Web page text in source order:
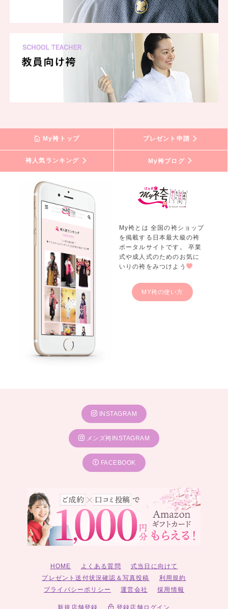
My袴トップ プレゼント申請
袴人気ランキング My袴ブログ
My袴とは 全国の袴ショップ
を掲載する日本最大級の袴
ポータルサイトです。 卒業
式や成人式のためのお気に
いりの袴をみつけよう
MY袴の使い方
INSTAGRAM
メンズ袴INSTAGRAM
FACEBOOK
HOME よくある質問
式当日に向けて
プレゼント送付状況確認＆写真投稿
利用規約
プライバシーポリシー
運営会社 採用情報
新規店舗登録 登録店舗ログイン